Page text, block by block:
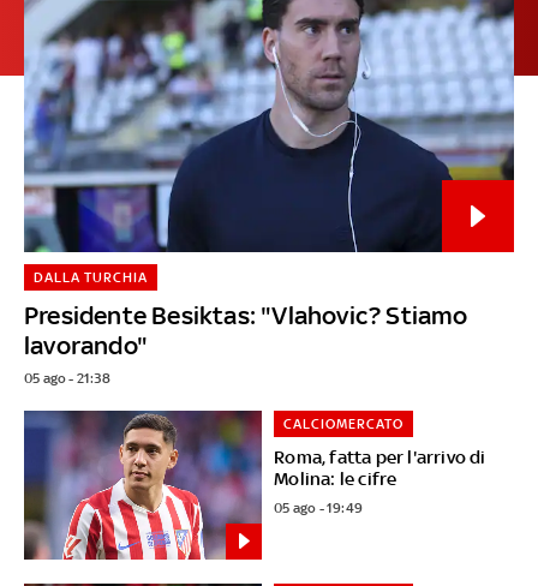
Presidente Besiktas: "Vlahovic? Stiamo
lavorando"
DALLA TURCHIA
05 ago - 21:38
Roma, fatta per l'arrivo di
Molina: le cifre
CALCIOMERCATO
05 ago - 19:49